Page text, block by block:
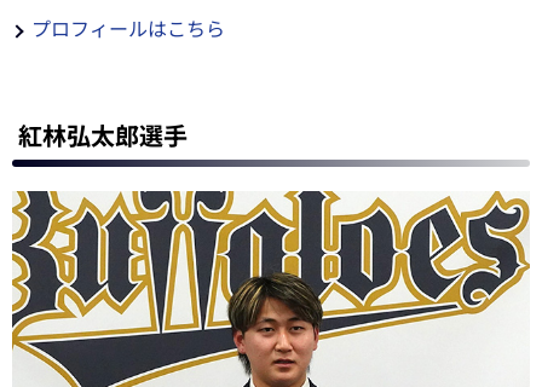
プロフィールはこちら
紅林弘太郎選手